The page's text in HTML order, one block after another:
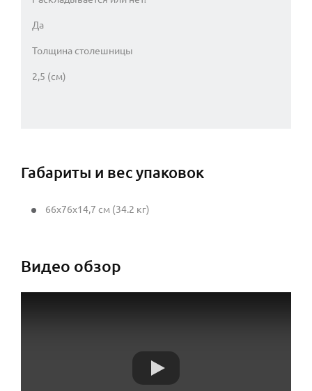
Да
Толщина столешницы
2,5 (см)
Габариты и вес упаковок
66x76x14,7 см (34.2 кг)
Видео обзор